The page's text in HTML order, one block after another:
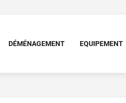
DÉMÉNAGEMENT EQUIPEMENT